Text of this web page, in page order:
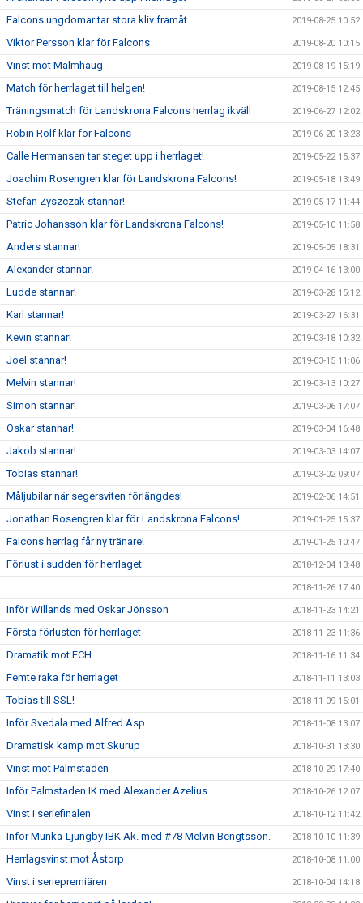
Falcons ungdomar tar stora kliv framåt 2019-08-25 10:52
Viktor Persson klar för Falcons 2019-08-20 10:15
Vinst mot Malmhaug 2019-08-19 15:19
Match för herrlaget till helgen! 2019-08-15 12:45
Träningsmatch för Landskrona Falcons herrlag ikväll 2019-06-27 12:02
Robin Rolf klar för Falcons 2019-06-20 13:23
Calle Hermansen tar steget upp i herrlaget! 2019-05-22 15:37
Joachim Rosengren klar för Landskrona Falcons! 2019-05-18 13:49
Stefan Zyszczak stannar! 2019-05-17 11:44
Patric Johansson klar för Landskrona Falcons! 2019-05-10 11:58
Anders stannar! 2019-05-05 18:31
Alexander stannar! 2019-04-16 13:00
Ludde stannar! 2019-03-28 15:12
Karl stannar! 2019-03-27 16:31
Kevin stannar! 2019-03-18 10:32
Joel stannar! 2019-03-15 11:06
Melvin stannar! 2019-03-13 10:27
Simon stannar! 2019-03-06 17:07
Oskar stannar! 2019-03-04 16:48
Jakob stannar! 2019-03-03 14:07
Tobias stannar! 2019-03-02 09:07
Måljubilar när segersviten förlängdes! 2019-02-06 14:51
Jonathan Rosengren klar för Landskrona Falcons! 2019-01-25 15:37
Falcons herrlag får ny tränare! 2019-01-25 10:47
Förlust i sudden för herrlaget 2018-12-04 13:48
2018-11-26 17:40
Inför Willands med Oskar Jönsson 2018-11-23 14:21
Första förlusten för herrlaget 2018-11-23 11:36
Dramatik mot FCH 2018-11-16 11:34
Femte raka för herrlaget 2018-11-11 13:03
Tobias till SSL! 2018-11-09 15:01
Inför Svedala med Alfred Asp. 2018-11-08 13:07
Dramatisk kamp mot Skurup 2018-10-31 13:30
Vinst mot Palmstaden 2018-10-29 17:40
Inför Palmstaden IK med Alexander Azelius. 2018-10-26 12:07
Vinst i seriefinalen 2018-10-12 11:42
Inför Munka-Ljungby IBK Ak. med #78 Melvin Bengtsson. 2018-10-10 11:39
Herrlagsvinst mot Åstorp 2018-10-08 11:00
Vinst i seriepremiären 2018-10-04 14:18